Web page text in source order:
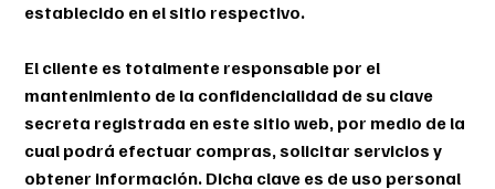
establecido en el sitio respectivo.
El cliente es totalmente responsable por el
mantenimiento de la confidencialidad de su clave
secreta registrada en este sitio web, por medio de la
cual podrá efectuar compras, solicitar servicios y
obtener información. Dicha clave es de uso personal